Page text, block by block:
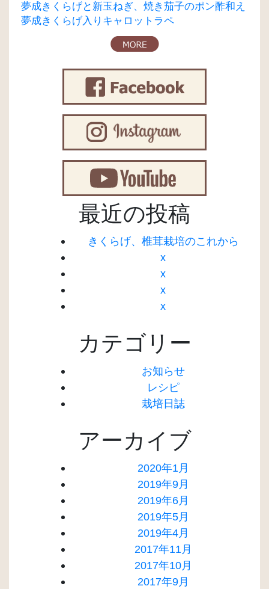
夢成きくらげと新玉ねぎ、焼き茄子のポン酢和え
夢成きくらげ入りキャロットラペ
最近の投稿
きくらげ、椎茸栽培のこれから
x
x
x
x
カテゴリー
お知らせ
レシピ
栽培日誌
アーカイブ
2020年1月
2019年9月
2019年6月
2019年5月
2019年4月
2017年11月
2017年10月
2017年9月